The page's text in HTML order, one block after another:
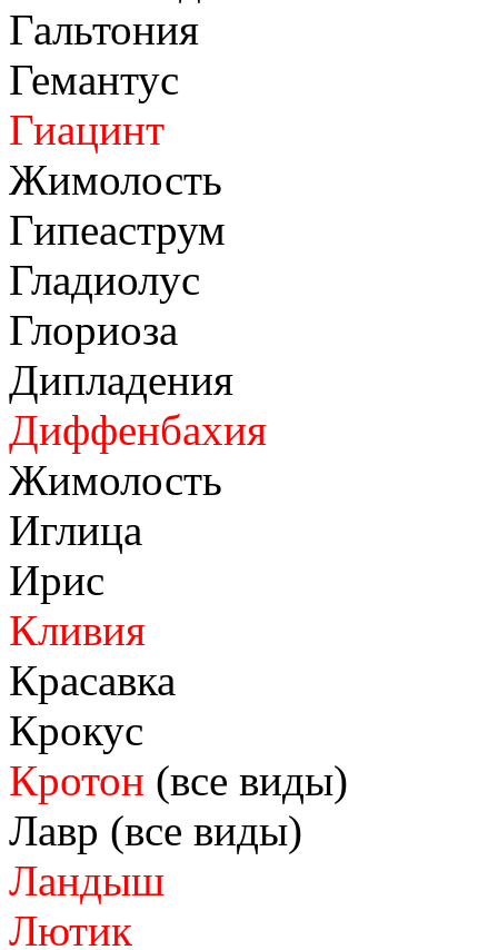
Гальтония
Гемантус
Гиацинт
Жимолость
Гипеаструм
Гладиолус
Глориоза
Дипладения
Диффенбахия
Жимолость
Иглица
Ирис
Кливия
Красавка
Крокус
Кротон (все виды)
Лавр (все виды)
Ландыш
Лютик